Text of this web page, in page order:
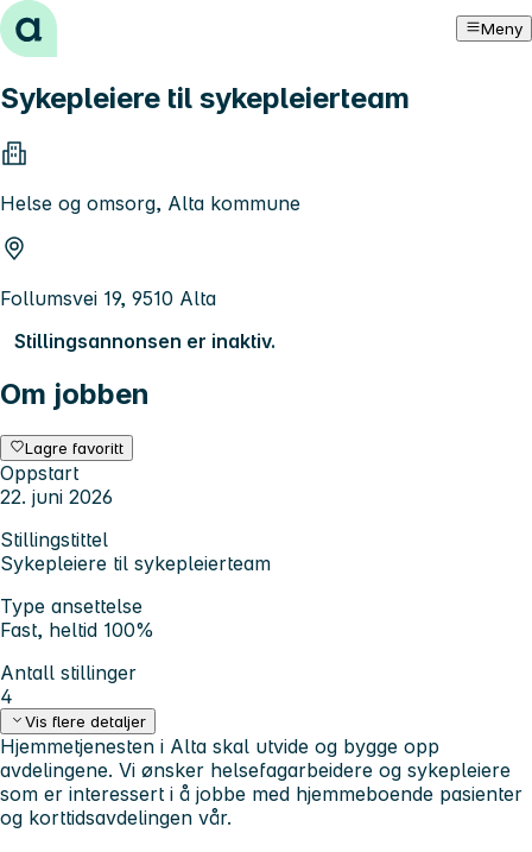
Hopp til innhold Meny
Sykepleiere til sykepleierteam
Helse og omsorg, Alta kommune
Follumsvei 19, 9510 Alta
Stillingsannonsen er inaktiv.
Om jobben
Lagre favoritt
Oppstart
22. juni 2026
Stillingstittel
Sykepleiere til sykepleierteam
Type ansettelse
Fast, heltid 100%
Antall stillinger
4
Vis flere detaljer
Hjemmetjenesten i Alta skal utvide og bygge opp
avdelingene. Vi ønsker helsefagarbeidere og sykepleiere
som er interessert i å jobbe med hjemmeboende pasienter
og korttidsavdelingen vår.